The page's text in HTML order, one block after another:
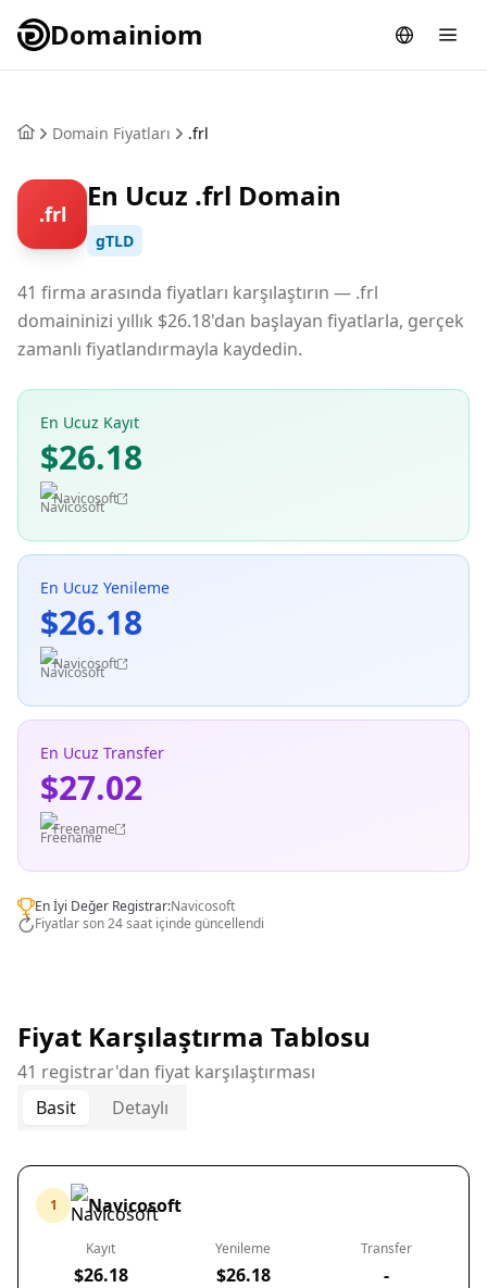
Domainiom
Domain Fiyatları .frl
.frl
En Ucuz .frl Domain
gTLD
41 firma arasında fiyatları karşılaştırın — .frl
domaininizi yıllık $26.18'dan başlayan fiyatlarla, gerçek
zamanlı fiyatlandırmayla kaydedin.
En Ucuz Kayıt
$26.18
Navicosoft
En Ucuz Yenileme
$26.18
Navicosoft
En Ucuz Transfer
$27.02
Freename
En İyi Değer Registrar:Navicosoft
Fiyatlar son 24 saat içinde güncellendi
Fiyat Karşılaştırma Tablosu
41 registrar'dan fiyat karşılaştırması
Basit
Detaylı
1 Navicosoft
Kayıt
$26.18
Yenileme
$26.18
Transfer
-